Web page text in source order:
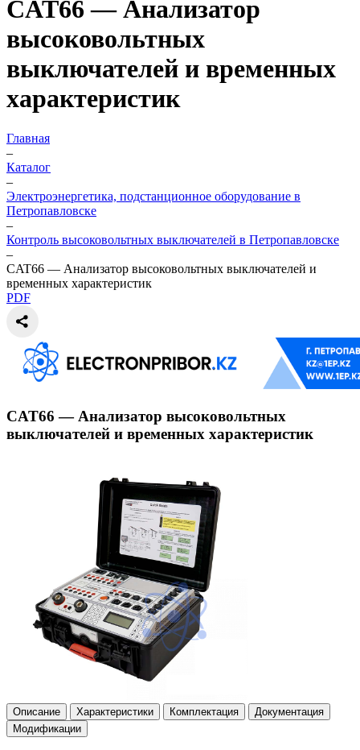
CAT66 — Анализатор
высоковольтных
выключателей и временных
характеристик
Главная
–
Каталог
–
Электроэнергетика, подстанционное оборудование в
Петропавловске
–
Контроль высоковольтных выключателей в Петропавловске
–
CAT66 — Анализатор высоковольтных выключателей и
временных характеристик
PDF
CAT66 — Анализатор высоковольтных
выключателей и временных характеристик
Описание Характеристики Комплектация
Документация
Модификации